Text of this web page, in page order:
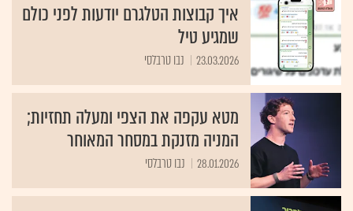
איך קבוצות הטלגרם יודעות לפני כולם
שמגיע טיל
23.03.2026 נבו טרבלסי
מטא עקפה את הצפי ומעלה תחזיות;
המניה מזנקת במסחר המאוחר
28.01.2026 נבו טרבלסי